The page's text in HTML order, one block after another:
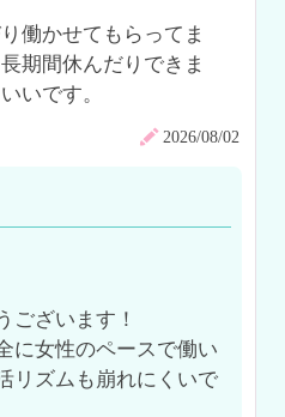
働かせてもらってま
期間休んだりできま
いです。
2026/08/02
ございます！
に女性のペースで働い
リズムも崩れにくいで